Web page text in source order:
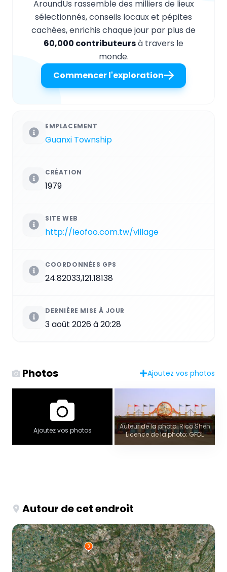
AroundUs rassemble des milliers de lieux
sélectionnés, conseils locaux et pépites
cachées, enrichis chaque jour par plus de
60,000 contributeursà travers le
monde.
Commencer l'exploration
EMPLACEMENT
Guanxi Township
CRÉATION
1979
SITE WEB
http://leofoo.com.tw/village
COORDONNÉES GPS
24.82033,121.18138
DERNIÈRE MISE À JOUR
3 août 2026 à 20:28
Photos Ajoutez vos photos
Ajoutez vos photos
Auteur de la photo: Rico Shen
Licence de la photo: GFDL
Autour de cet endroit